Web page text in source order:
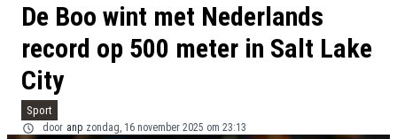
De Boo wint met Nederlands
record op 500 meter in Salt Lake
City
Sport
door anp zondag, 16 november 2025 om 23:13